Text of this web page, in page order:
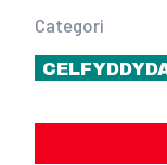
Categori